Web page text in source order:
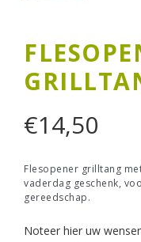
€14,50
Flesopener grilltang
vaderdag geschenk,
gereedschap.
Noteer hier uw